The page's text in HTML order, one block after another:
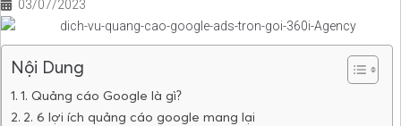
03/07/2023
Nội Dung
1. Quảng cáo Google là gì?
2. 6 lợi ích quảng cáo google mang lại